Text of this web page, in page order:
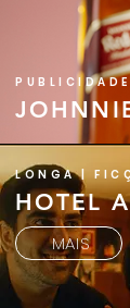
PUBLICIDADE
LONGA |
HOTEL
MAIS